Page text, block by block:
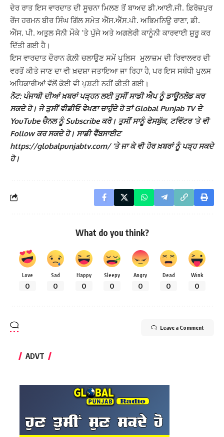
ਦੇਰ ਰਾਤ ਇਸ ਵਾਰਦਾਤ ਦੀ ਸੂਚਨਾ ਮਿਲਣ ਤੋਂ ਬਾਅਦ ਡੀ.ਆਈ.ਜੀ. ਫ਼ਿਰੋਜ਼ਪੁਰ
ਰੇਂਜ ਹਰਮਨ ਬੀਰ ਸਿੰਘ ਗਿੱਲ ਸਮੇਤ ਐੱਸ.ਐੱਸ.ਪੀ. ਅਭਿਮਨਿਊ ਰਾਣਾ, ਡੀ.
ਐੱਸ. ਪੀ. ਅਤੁਲ ਸੋਨੀ ਮੌਕੇ ‘ਤੇ ਪੁੱਜੇ ਅਤੇ ਅਗਲੇਰੀ ਕਾਨੂੰਨੀ ਕਾਰਵਾਈ ਸ਼ੁਰੂ ਕਰ
ਦਿੱਤੀ ਗਈ ਹੈ।
ਇਸ ਵਾਰਦਾਤ ਦੌਰਾਨ ਗੋਲ਼ੀ ਚਲਾਉਣ ਸਮੇਂ ਪੁਲਿਸ ਮੁਲਾਜ਼ਮ ਦੀ ਰਿਵਾਲਵਰ ਦੀ
ਵਰਤੋਂ ਕੀਤੇ ਜਾਣ ਦਾ ਵੀ ਖ਼ਦਸ਼ਾ ਜਤਾਇਆ ਜਾ ਰਿਹਾ ਹੈ, ਪਰ ਇਸ ਸਬੰਧੀ ਪੁਲਸ
ਅਧਿਕਾਰੀਆਂ ਵੱਲੋਂ ਕੋਈ ਵੀ ਪੁਸ਼ਟੀ ਨਹੀਂ ਕੀਤੀ ਗਈ।
ਨੋਟ: ਪੰਜਾਬੀ ਦੀਆਂ ਖ਼ਬਰਾਂ ਪੜ੍ਹਨ ਲਈ ਤੁਸੀਂ ਸਾਡੀ ਐਪ ਨੂੰ ਡਾਊਨਲੋਡ ਕਰ
ਸਕਦੇ ਹੋ। ਜੇ ਤੁਸੀਂ ਵੀਡੀਓ ਵੇਖਣਾ ਚਾਹੁੰਦੇ ਹੋ ਤਾਂ Global Punjab TV ਦੇ
YouTube ਚੈਨਲ ਨੂੰ Subscribe ਕਰੋ। ਤੁਸੀਂ ਸਾਨੂੰ ਫੇਸਬੁੱਕ, ਟਵਿੱਟਰ ‘ਤੇ ਵੀ
Follow ਕਰ ਸਕਦੇ ਹੋ। ਸਾਡੀ ਵੈੱਬਸਾਈਟ
https://globalpunjabtv.com/ ‘ਤੇ ਜਾ ਕੇ ਵੀ ਹੋਰ ਖ਼ਬਰਾਂ ਨੂੰ ਪੜ੍ਹ ਸਕਦੇ
ਹੋ।
What do you think?
Love
0
Sad
0
Happy
0
Sleepy
0
Angry
0
Dead
0
Wink
0
Leave a Comment
ADVT